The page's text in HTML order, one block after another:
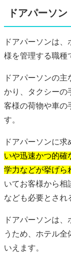
ドアパーソン
ドアパーソンは
様を管理する職種
ドアパーソンの
かり、タクシーの
客様の荷物や車の
す。
ドアパーソンに求
いや迅速かつ的確
学力などが挙げら
いてお客様から相
なども必要とされ
ドアパーソンは
うため、ホテル全
いえます。